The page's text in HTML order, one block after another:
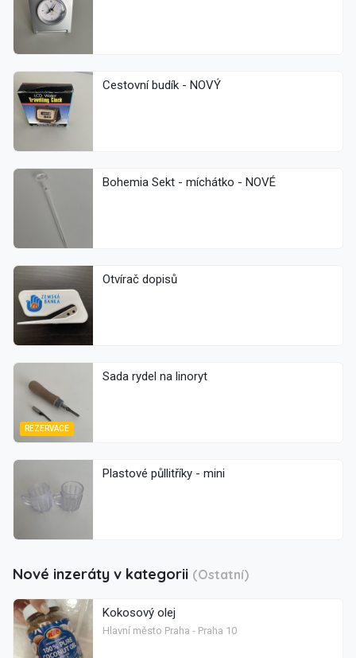
Cestovní budík - NOVÝ
Bohemia Sekt - míchátko - NOVÉ
Otvírač dopisů
REZERVACE
Sada rydel na linoryt
Plastové půllitříky - mini
Nové inzeráty v kategorii (Ostatní)
Kokosový olej
Hlavní město Praha - Praha 10